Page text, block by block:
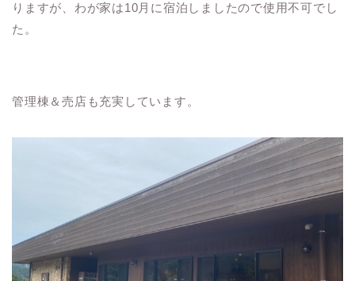
りますが、わが家は10月に宿泊しましたので使用不可でし
た。
管理棟＆売店も充実しています。